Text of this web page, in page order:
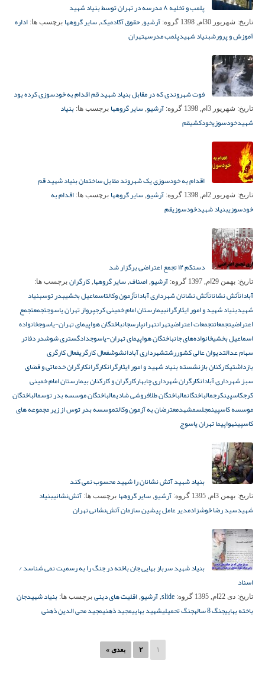
پلمب و تخلیه ۸ مدرسه در تهران توسط بنیاد شهید
تاریخ: شهریور 30ام, 1398 گروه: آرشیو, حقوق آکادمیک, سایر گروهها برچسب ها: اداره
آموزش و پرورشبنیاد شهیدپلمب مدرسهتهران
فوت شهروندی که در مقابل بنیاد شهید قم اقدام به خودسوزی کرده بود
تاریخ: شهریور 3ام, 1398 گروه: آرشیو, سایر گروهها برچسب ها: بنیاد
شهیدخودسوزیخودکشیقم
اقدام به خودسوزی یک شهروند مقابل ساختمان بنیاد شهید قم
تاریخ: شهریور 2ام, 1398 گروه: آرشیو, سایر گروهها برچسب ها: اقدام به
خودسوزیبنیاد شهیدخودسوزیقم
دستکم ۱۲ تجمع اعتراضی برگزار شد
تاریخ: بهمن 29ام, 1397 گروه: آرشیو, اصناف, سایر گروهها, کارگران برچسب ها:
آبادانآتش نشانانآتش نشانان شهرداری آبادانآزمون وکالتاسماعیل بخشیبدر توسبنیاد
شهیدبنیاد شهید و امور ایثارگرانبیمارستان امام خمینی کرجپرواز تهران یاسوجتجمعتجمع
اعتراضیتجمعاتتجمعات اعتراضیتهرانتهرانپارسجانباختگان هواپیمای تهران-یاسوجخانواده
اسماعیل بخشیخانواده‌های جانباختگان هواپیمای تهران-یاسوجدادگستری شوشدر دفاتر
سهام عدالتدیوان عالی کشوررشتشهرداری آبادانشوشفعال کارگریفعال کارگری
بازداشتیکارکنان بازنشسته بنیاد شهید و امور ایثارگرانکارگرانکارگران خدماتی و فضای
سبز شهرداری آبادانکارگران شهرداری چابهارکارگران و کارکنان بیمارستان امام خمینی
کرجکاسپینکرجمالباختگانمالباختگان طلافروشی شادیمالباختگان موسسه بدر توسمالباختگان
موسسه کاسپینمجلسمشهدمعترضان به آزمون وکالتموسسه بدر توس از زیر مجموعه های
کاسپینهواپیما تهران یاسوج
بنیاد شهید آتش نشانان را شهید محسوب نمی کند
تاریخ: بهمن 3ام, 1395 گروه: آرشیو, سایر گروهها برچسب ها: آتش‌نشانیبنیاد
شهیدسید رضا خوشزادمدیر عامل پیشین سازمان آتش‌نشانی تهران
بنیاد شهید سرباز بهایی جان باخته در جنگ را به رسمیت نمی شناسد /
اسناد
تاریخ: دی 22ام, 1395 گروه: slide
, آرشیو, اقلیت های دینی برچسب ها: بنیاد شهیدجان
باخته بهاییجنگ 8 ساله جنگ تحمیلیشهید بهاییمجید ذهنیمجید محی الدین ذهنی
۱ ۲ بعدی »